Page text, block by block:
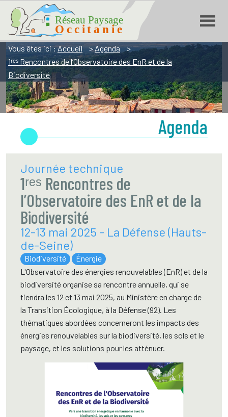
Aller
navigation
Aller
recherche
Aller
contenu
Réseau Paysage Occitanie
Vous êtes ici :Accueil >Agenda >
1ʳᵉˢ Rencontres de l’Observatoire des EnR et de la
Biodiversité
Agenda
Journée technique
1ʳᵉˢ Rencontres de
l’Observatoire des EnR et de la
Biodiversité
12-13 mai 2025 - La Défense (Hauts-
de-Seine)
Biodiversité
Énergie
L'Observatoire des énergies renouvelables (EnR) et de la
biodiversité organise sa rencontre annuelle, qui se
tiendra les 12 et 13 mai 2025, au Ministère en charge de
la Transition Écologique, à la Défense (92). Les
thématiques abordées concerneront les impacts des
énergies renouvelables sur la biodiversité, les sols et le
paysage, et les solutions pour les atténuer.